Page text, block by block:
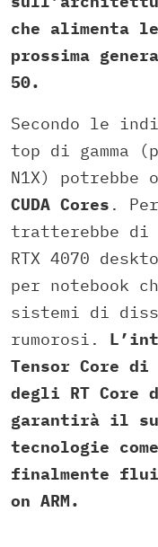
che alimenta
prossima
50.
Secondo le
top di gamma
N1X)
CUDA Cores .
tratterebbe di
RTX 4070
per notebook
sistemi di
rumorosi.
Tensor Core di
degli RT Core
garantirà il
tecnologie
finalmente
on ARM.